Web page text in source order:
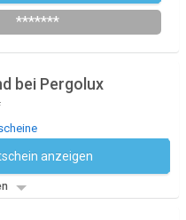
*******
bei Pergolux
anzeigen